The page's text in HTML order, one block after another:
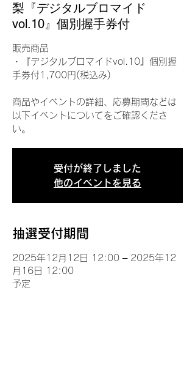
梨『デジタルブロマイド
vol.10』個別握手券付
販売商品
・『デジタルブロマイドvol.10』個別握
手券付1,700円(税込み)
商品やイベントの詳細、応募期間などは
以下イベントについてをご確認くださ
い。
受付が終了しました
他のイベントを見る
抽選受付期間
2025年12月12日 12:00 – 2025年12
月16日 12:00
予定